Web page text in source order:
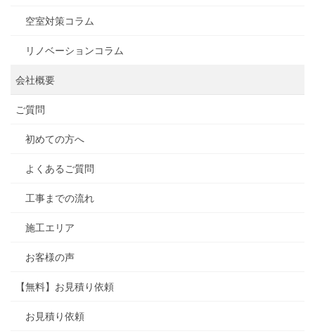
空室対策コラム
リノベーションコラム
会社概要
ご質問
初めての方へ
よくあるご質問
工事までの流れ
施工エリア
お客様の声
【無料】お見積り依頼
お見積り依頼